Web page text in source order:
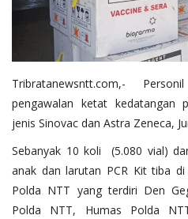
Tribratanewsntt.com,-
pengawalan ketat kedatangan
jenis Sinovac dan Astra Zeneca,
Sebanyak 10 koli (5.080 vial)
anak dan larutan PCR Kit tiba
Polda NTT yang terdiri Den
Polda NTT, Humas Polda